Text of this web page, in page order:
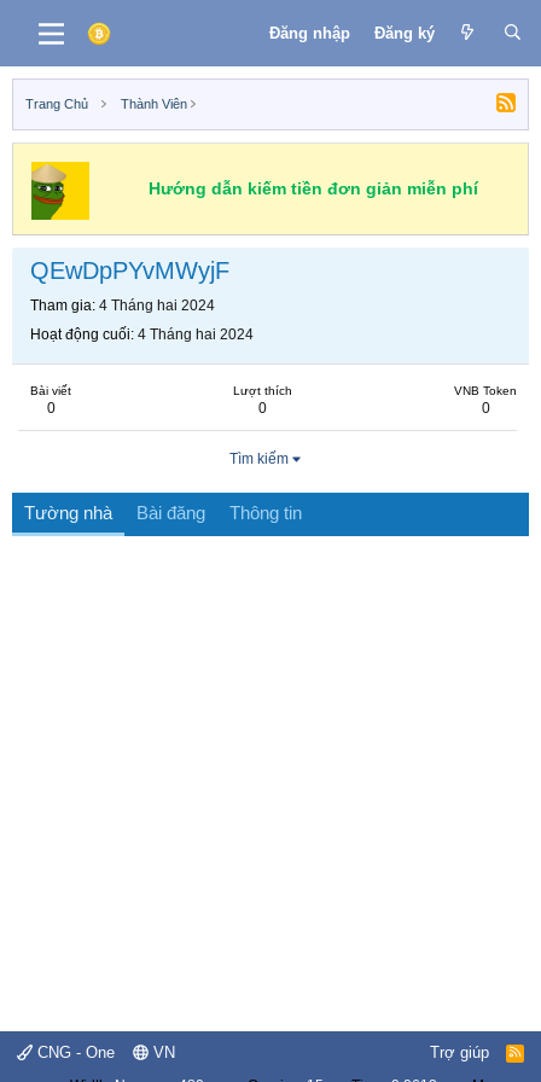
Đăng nhập Đăng ký
Trang Chủ Thành Viên
Hướng dẫn kiếm tiền đơn giản miễn phí
QEwDpPYvMWyjF
Tham gia 4 Tháng hai 2024
Hoạt động cuối 4 Tháng hai 2024
Bài viết
0
Lượt thích
0
VNB Token
0
Tìm kiếm
Tường nhà Bài đăng Thông tin
CNG - One VN Trợ giúp
R